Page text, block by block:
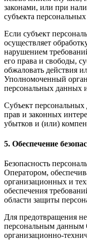
законами, или при
субъекта
Если субъект
осуществляет
нарушением
его права и свободы,
обжаловать действия
Уполномоченный
персональных данных
Субъект
прав и законных
убытков и (или)
5. Обеспечение
Безопасность
Оператором,
организационных и
обеспечения
области защиты
Для предотвращения
персональным данным
организационно-